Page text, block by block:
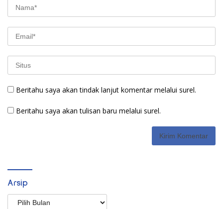
Beritahu saya akan tindak lanjut komentar melalui surel.
Beritahu saya akan tulisan baru melalui surel.
Arsip
Arsip